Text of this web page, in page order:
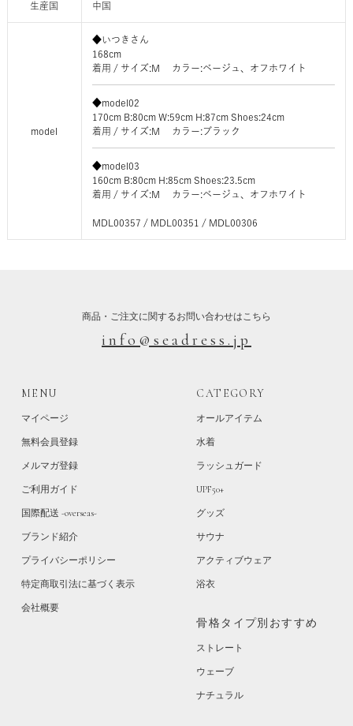
生産国 中国
model
◆いつきさん
168cm
着用 / サイズ:M カラー:ベージュ、オフホワイト
◆model02
170cm B:80cm W:59cm H:87cm Shoes:24cm
着用 / サイズ:M カラー:ブラック
◆model03
160cm B:80cm H:85cm Shoes:23.5cm
着用 / サイズ:M カラー:ベージュ、オフホワイト
MDL00357 / MDL00351 / MDL00306
商品・ご注文に関するお問い合わせはこちら
info@seadress.jp
MENU
マイページ
無料会員登録
メルマガ登録
ご利用ガイド
国際配送 -overseas-
ブランド紹介
プライバシーポリシー
特定商取引法に基づく表示
会社概要
CATEGORY
オールアイテム
水着
ラッシュガード
UPF50+
グッズ
サウナ
アクティブウェア
浴衣
骨格タイプ別おすすめ
ストレート
ウェーブ
ナチュラル